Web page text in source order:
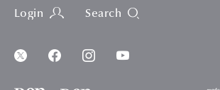
Login Search